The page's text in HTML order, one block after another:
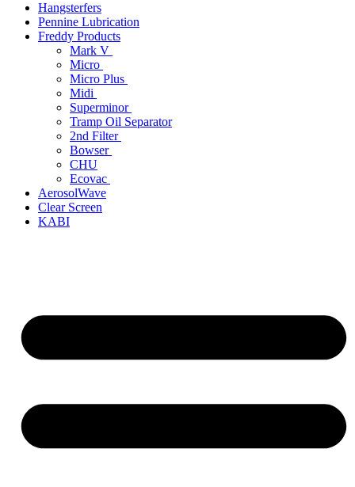
Hangsterfers
Pennine Lubrication
Freddy Products
Mark V
Micro
Micro Plus
Midi
Superminor
Tramp Oil Separator
2nd Filter
Bowser
CHU
Ecovac
AerosolWave
Clear Screen
KABI